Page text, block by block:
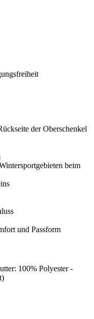
der Oberschenkel
beim
und Passform
100% Polyester -